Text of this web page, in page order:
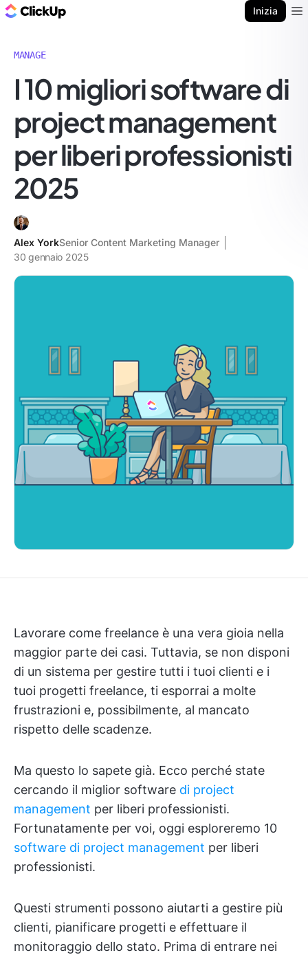
Inizia
MANAGE
I 10 migliori software di
project management
per liberi professionisti
2025
Alex YorkSenior Content Marketing Manager
30 gennaio 2025
Lavorare come freelance è una vera gioia nella
maggior parte dei casi. Tuttavia, se non disponi
di un sistema per gestire tutti i tuoi clienti e i
tuoi progetti freelance, ti esporrai a molte
frustrazioni e, possibilmente, al mancato
rispetto delle scadenze.
Ma questo lo sapete già. Ecco perché state
cercando il miglior software di project
management per liberi professionisti.
Fortunatamente per voi, oggi esploreremo 10
software di project management per liberi
professionisti.
Questi strumenti possono aiutarti a gestire più
clienti, pianificare progetti e effettuare il
monitoraggio dello stato. Prima di entrare nei